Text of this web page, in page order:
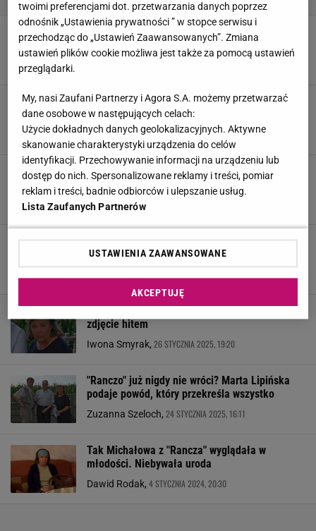
Tak Michałowa z "Rancza" wyglądała w
młodości. Od zawsze była ikoną urody
Lipińska kwaśno o "trzynastkach". Wbiła kij w
mrowisko w temacie emerytur
Aleksandra Pietrow,15 MAJA 2025, 15:13
Te gwiazdy są ze sobą spokrewnione. Przy
teściu Domagały zaskoczenie murowane
Alicja Wójcik,3 MAJA 2025, 20:55
Żak dodał zdjęcie z Michałową z "Rancza". Nie
poznacie jej!
Tak dziś wygląda Michałowa z "Rancza". Nowe
zdjęcie hitem
Iwona Smyrak, 26 STYCZNIA 2025, 19:20
"Ranczo" już nigdy nie wróci? Marta Lipińska
podaje powód, który przekreśla wszystko
Zuzanna Szeloch, 24 STYCZNIA 2025, 16:11
Tak Michałowa z "Rancza" wyglądała w
młodości. Niebywała uroda
Dawid Rodak, 4 STYCZNIA 2024, 20:30
twoimi preferencjami dot. przetwarzania danych poprzez
odnośnik „Ustawienia prywatności ” w stopce serwisu i
przechodząc do „Ustawień Zaawansowanych”. Zmiana
ustawień plików cookie możliwa jest także za pomocą ustawień
przeglądarki.
My, nasi Zaufani Partnerzy i Agora S.A. możemy przetwarzać
dane osobowe w następujących celach:
Użycie dokładnych danych geolokalizacyjnych. Aktywne
skanowanie charakterystyki urządzenia do celów
identyfikacji. Przechowywanie informacji na urządzeniu lub
dostęp do nich. Spersonalizowane reklamy i treści, pomiar
reklam i treści, badnie odbiorców i ulepszanie usług.
Lista Zaufanych Partnerów
USTAWIENIA ZAAWANSOWANE
AKCEPTUJĘ